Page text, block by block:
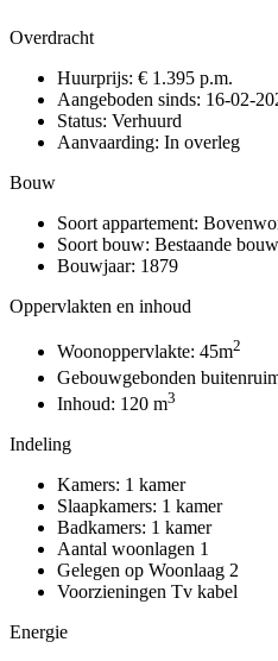
Overdracht
Huurprijs: € 1.395 p.m.
Aangeboden sinds: 16-02-
Status: Verhuurd
Aanvaarding: In overleg
Bouw
Soort appartement:
Soort bouw: Bestaande bouw
Bouwjaar: 1879
Oppervlakten en inhoud
Woonoppervlakte: 45m2
Gebouwgebonden
Inhoud: 120 m3
Indeling
Kamers: 1 kamer
Slaapkamers: 1 kamer
Badkamers: 1 kamer
Aantal woonlagen 1
Gelegen op Woonlaag 2
Voorzieningen Tv kabel
Energie